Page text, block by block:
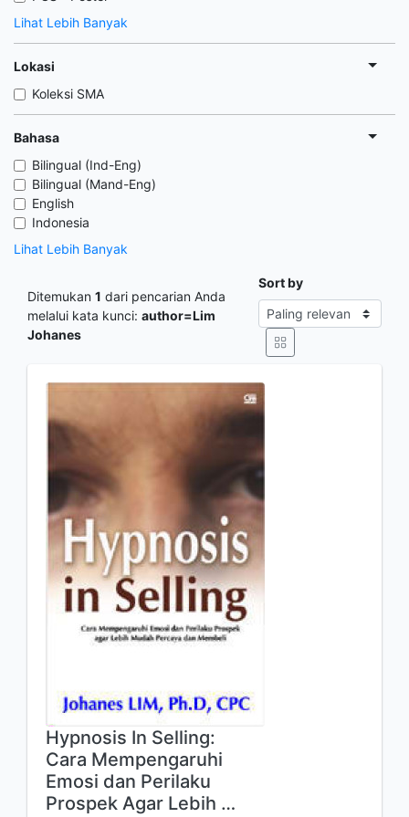
Lihat Lebih Banyak
Lokasi
Koleksi SMA
Bahasa
Bilingual (Ind-Eng)
Bilingual (Mand-Eng)
English
Indonesia
Lihat Lebih Banyak
Ditemukan 1 dari pencarian Anda
melalui kata kunci: author=Lim
Johanes
Sort by
Hypnosis In Selling:
Cara Mempengaruhi
Emosi dan Perilaku
Prospek Agar Lebih …